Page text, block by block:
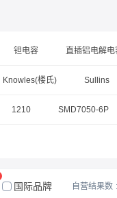
钽电容 直插铝电解电
Knowles(楼氏)
Sullins
1210 SMD7050-6P
国际品牌 自营结果数